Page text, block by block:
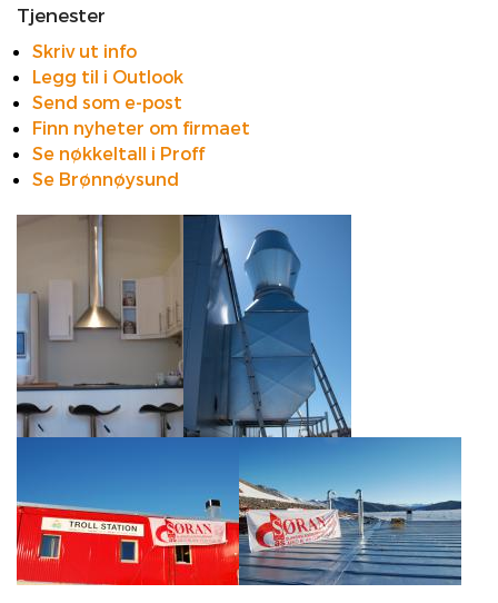
Tjenester
Skriv ut info
Legg til i Outlook
Send som e-post
Finn nyheter om firmaet
Se nøkkeltall i Proff
Se Brønnøysund